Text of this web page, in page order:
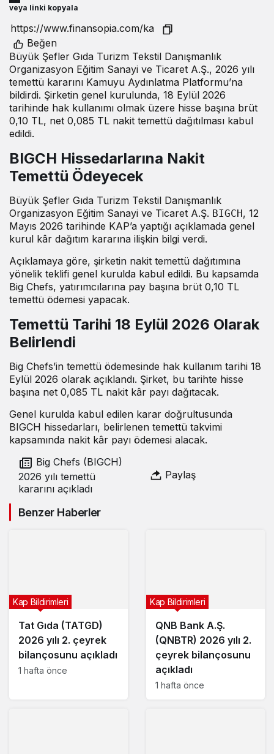
veya linki kopyala
Beğen
Büyük Şefler Gıda Turizm Tekstil Danışmanlık
Organizasyon Eğitim Sanayi ve Ticaret A.Ş., 2026 yılı
temettü kararını Kamuyu Aydınlatma Platformu’na
bildirdi. Şirketin genel kurulunda, 18 Eylül 2026
tarihinde hak kullanımı olmak üzere hisse başına brüt
0,10 TL, net 0,085 TL nakit temettü dağıtılması kabul
edildi.
BIGCH Hissedarlarına Nakit
Temettü Ödeyecek
Büyük Şefler Gıda Turizm Tekstil Danışmanlık
Organizasyon Eğitim Sanayi ve Ticaret A.Ş. BIGCH, 12
Mayıs 2026 tarihinde KAP’a yaptığı açıklamada genel
kurul kâr dağıtım kararına ilişkin bilgi verdi.
Açıklamaya göre, şirketin nakit temettü dağıtımına
yönelik teklifi genel kurulda kabul edildi. Bu kapsamda
Big Chefs, yatırımcılarına pay başına brüt 0,10 TL
temettü ödemesi yapacak.
Temettü Tarihi 18 Eylül 2026 Olarak
Belirlendi
Big Chefs’in temettü ödemesinde hak kullanım tarihi 18
Eylül 2026 olarak açıklandı. Şirket, bu tarihte hisse
başına net 0,085 TL nakit kâr payı dağıtacak.
Genel kurulda kabul edilen karar doğrultusunda
BIGCH hissedarları, belirlenen temettü takvimi
kapsamında nakit kâr payı ödemesi alacak.
Big Chefs (BIGCH)
2026 yılı temettü
kararını açıkladı
Paylaş
Benzer Haberler
Tat Gıda (TATGD)
2026 yılı 2. çeyrek
bilançosunu açıkladı
Kap Bildirimleri
1 hafta önce
QNB Bank A.Ş.
(QNBTR) 2026 yılı 2.
çeyrek bilançosunu
açıkladı
Kap Bildirimleri
1 hafta önce